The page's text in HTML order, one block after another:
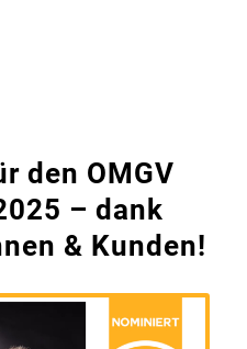
den OMGV
– dank
& Kunden!